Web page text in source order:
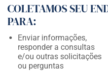
COLETAMOS SEU
PARA:
Enviar informações,
responder a consultas
e/ou outras solicitações
ou perguntas